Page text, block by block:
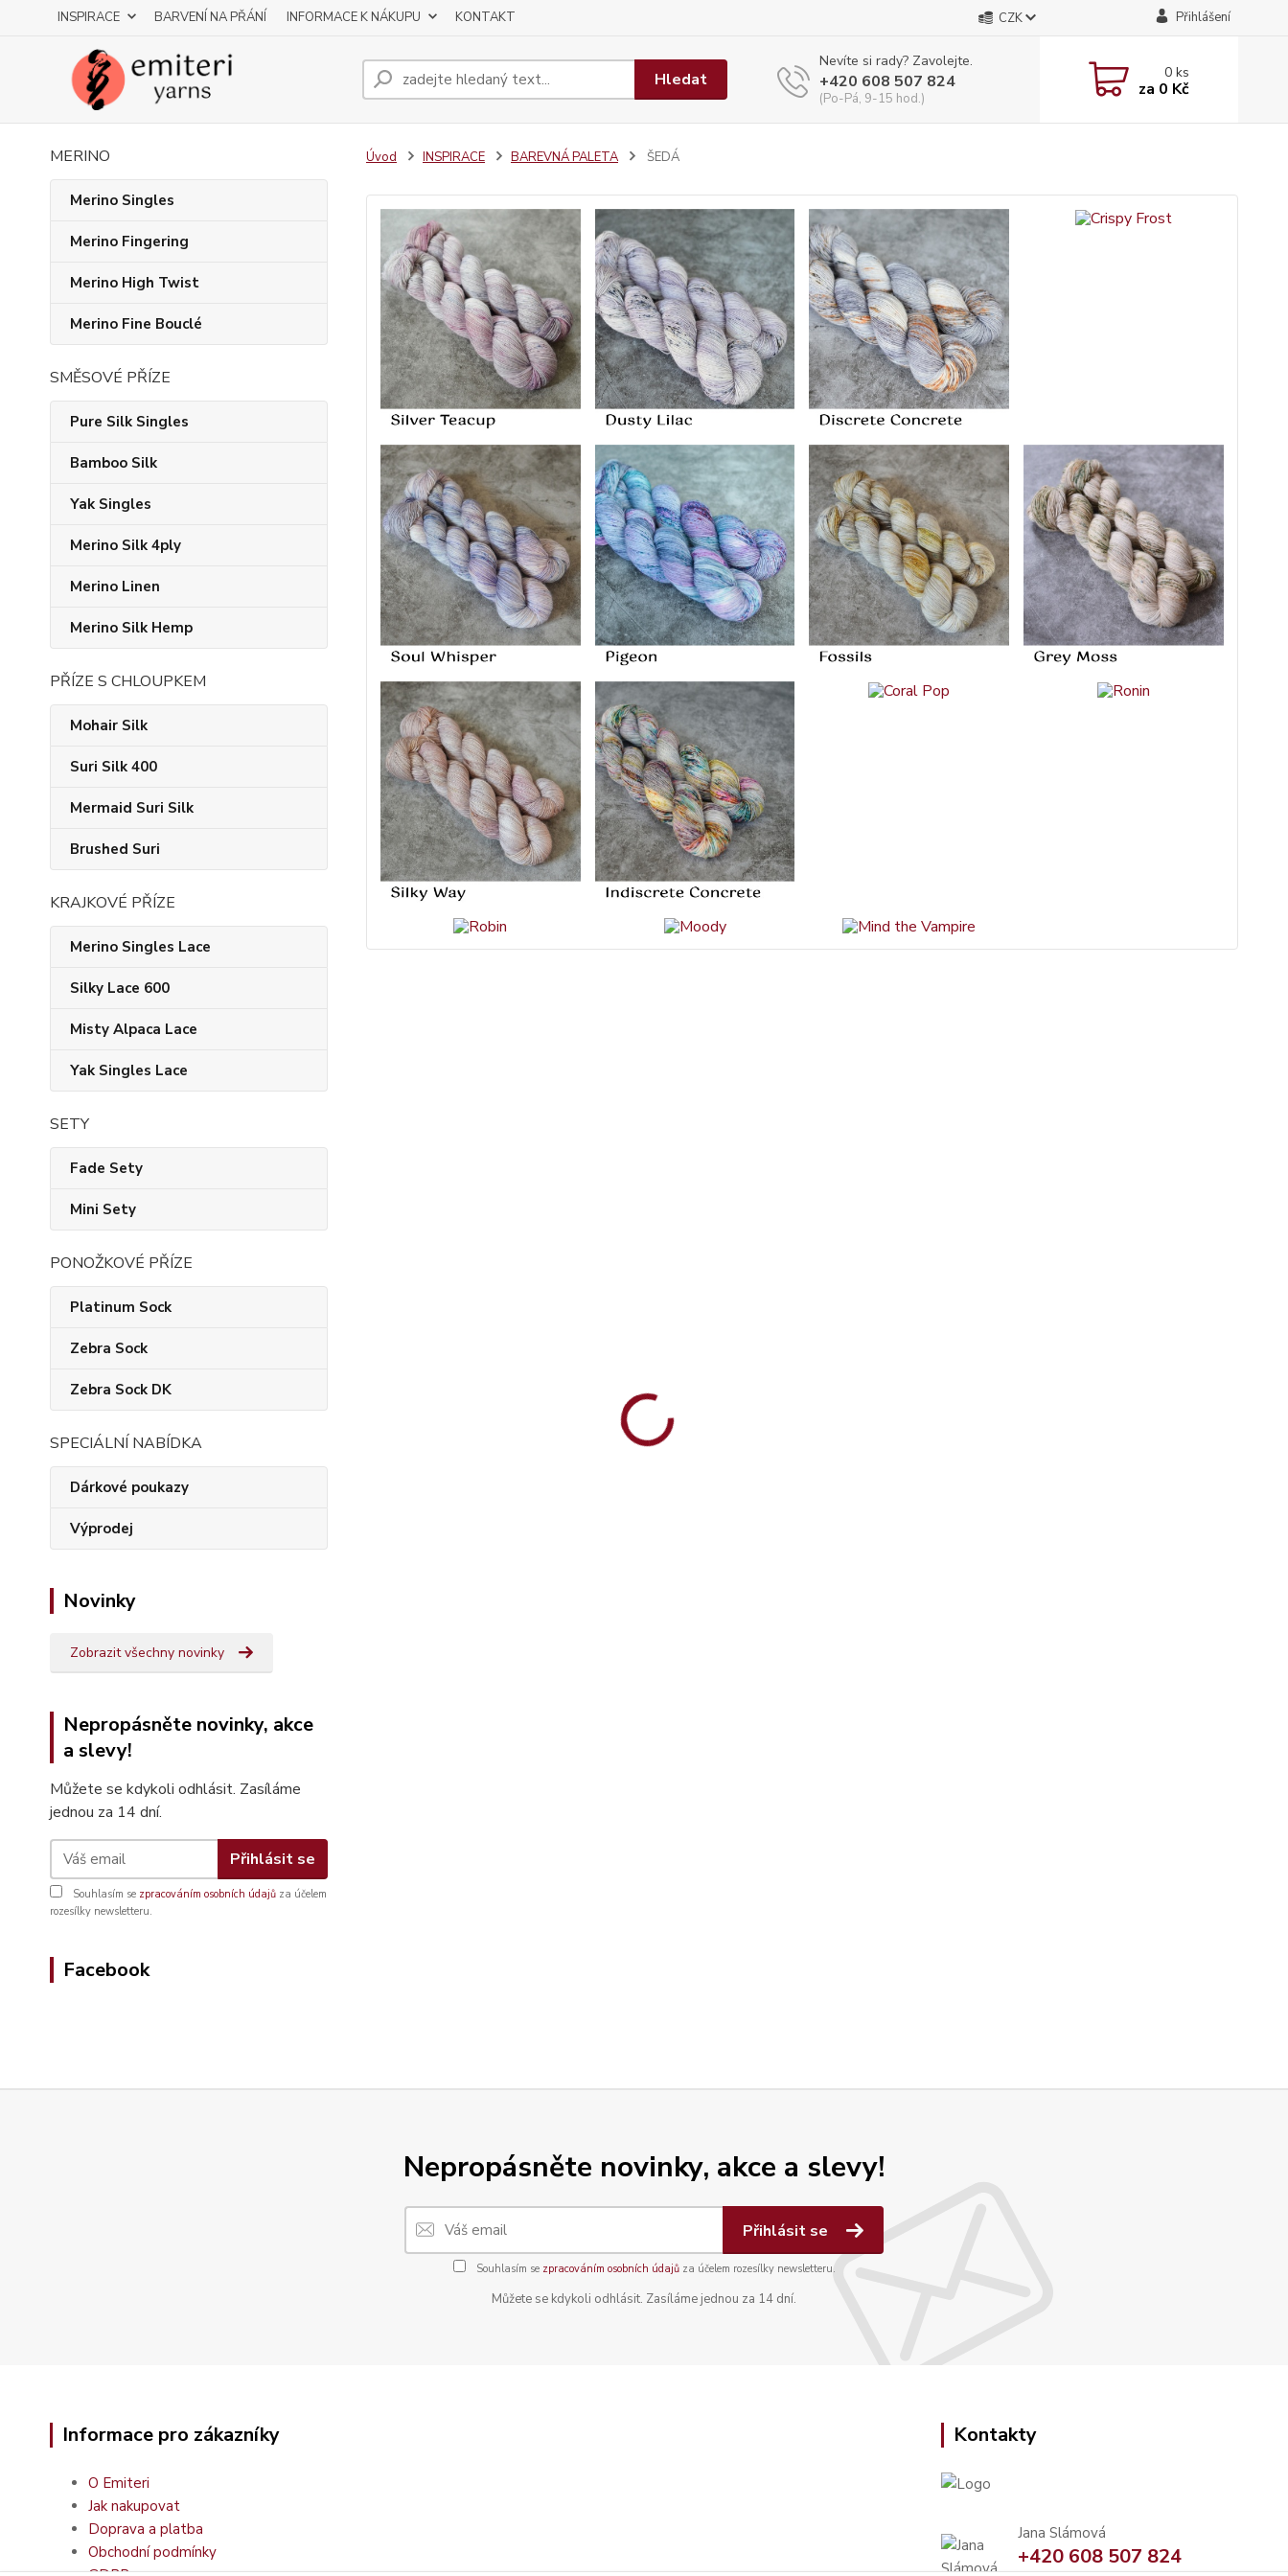
INSPIRACE BARVENÍ NA PŘÁNÍ INFORMACE K NÁKUPU KONTAKT CZK Přihlášení
Hledat
Nevíte si rady? Zavolejte.
+420 608 507 824
(Po-Pá, 9-15 hod.)
0ks
za 0 Kč
MERINO
Merino Singles
Merino Fingering
Merino High Twist
Merino Fine Bouclé
SMĚSOVÉ PŘÍZE
Pure Silk Singles
Bamboo Silk
Yak Singles
Merino Silk 4ply
Merino Linen
Merino Silk Hemp
PŘÍZE S CHLOUPKEM
Mohair Silk
Suri Silk 400
Mermaid Suri Silk
Brushed Suri
KRAJKOVÉ PŘÍZE
Merino Singles Lace
Silky Lace 600
Misty Alpaca Lace
Yak Singles Lace
SETY
Fade Sety
Mini Sety
PONOŽKOVÉ PŘÍZE
Platinum Sock
Zebra Sock
Zebra Sock DK
SPECIÁLNÍ NABÍDKA
Dárkové poukazy
Výprodej
Novinky
Zobrazit všechny novinky
Nepropásněte novinky, akce
a slevy!
Můžete se kdykoli odhlásit. Zasíláme
jednou za 14 dní.
Přihlásit se
Souhlasím se zpracováním osobních údajů za účelem
rozesílky newsletteru.
Facebook
Úvod INSPIRACE BAREVNÁ PALETA ŠEDÁ
Nepropásněte novinky, akce a slevy!
Přihlásit se
Souhlasím se zpracováním osobních údajůza účelem rozesílky newsletteru.
Můžete se kdykoli odhlásit. Zasíláme jednou za 14 dní.
Informace pro zákazníky
O Emiteri
Jak nakupovat
Doprava a platba
Obchodní podmínky
Kontakty
Jana Slámová
+420 608 507 824